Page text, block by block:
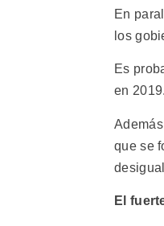
En
los
Es
en 2019.
que se
El